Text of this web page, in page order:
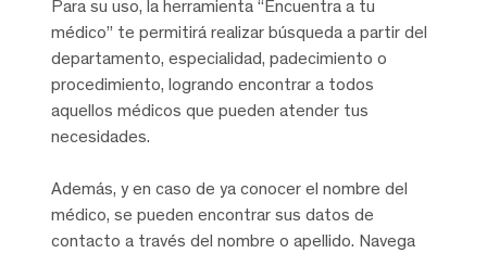
Para su uso, la herramienta “Encuentra a tu
médico” te permitirá realizar búsqueda a partir del
departamento, especialidad, padecimiento o
procedimiento, logrando encontrar a todos
aquellos médicos que pueden atender tus
necesidades.
Además, y en caso de ya conocer el nombre del
médico, se pueden encontrar sus datos de
contacto a través del nombre o apellido. Navega